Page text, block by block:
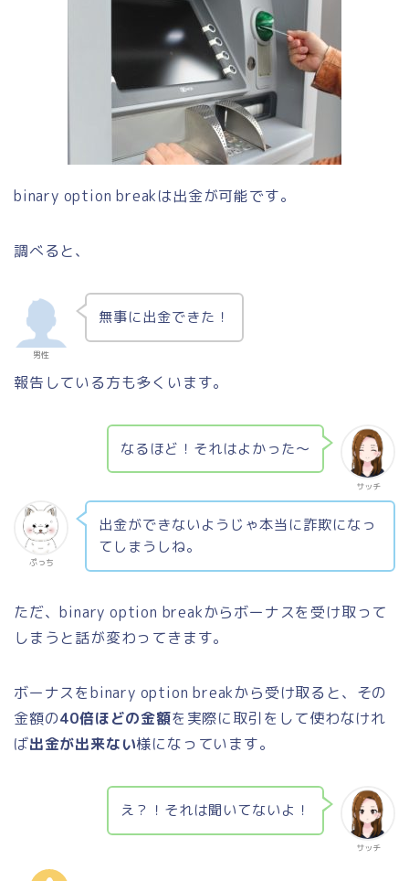
binary option breakは出金が可能です。
調べると、
男性
無事に出金できた！
報告している方も多くいます。
サッチ
なるほど！それはよかった〜
ぷっち
出金ができないようじゃ本当に詐欺になっ
てしまうしね。
ただ、binary option breakからボーナスを受け取って
しまうと話が変わってきます。
ボーナスをbinary option breakから受け取ると、その
金額の40倍ほどの金額を実際に取引をして使わなけれ
ば出金が出来ない様になっています。
サッチ
え？！それは聞いてないよ！